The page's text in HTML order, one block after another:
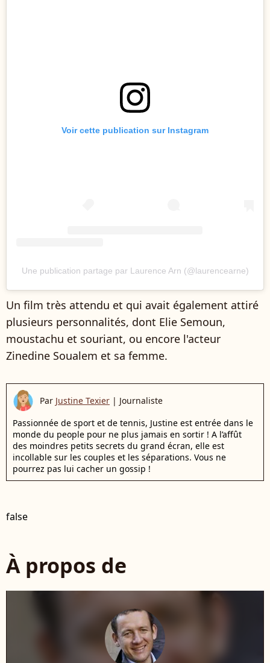
Voir cette publication sur Instagram
Une publication partage par Laurence Arn (@laurencearne)
Un film très attendu et qui avait également attiré
plusieurs personnalités, dont Elie Semoun,
moustachu et souriant, ou encore l'acteur
Zinedine Soualem et sa femme.
Par Justine Texier | Journaliste
Passionnée de sport et de tennis, Justine est entrée dans le
monde du people pour ne plus jamais en sortir ! A l’affût
des moindres petits secrets du grand écran, elle est
incollable sur les couples et les séparations. Vous ne
pourrez pas lui cacher un gossip !
false
À propos de